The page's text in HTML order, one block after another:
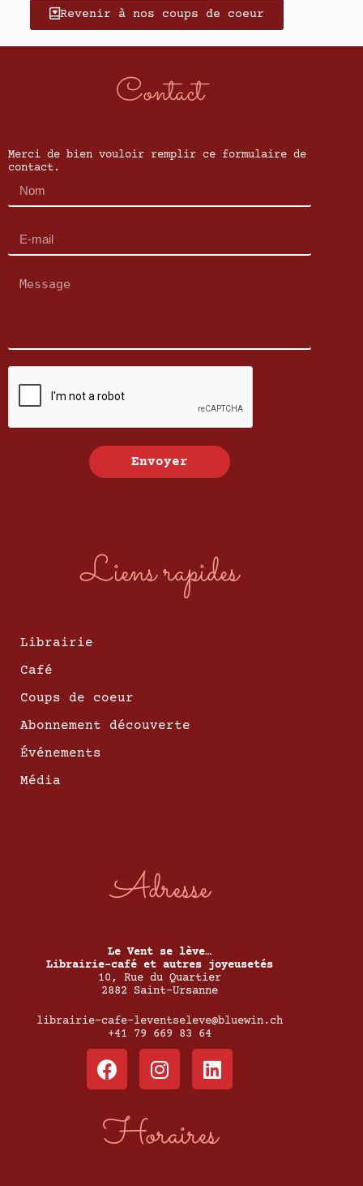
Revenir à nos coups de coeur
Contact
Merci de bien vouloir remplir ce formulaire de
contact.
Envoyer
Liens rapides
Librairie
Café
Coups de coeur
Abonnement découverte
Événements
Média
Adresse
Le Vent se lève…
Librairie-café et autres joyeusetés
10, Rue du Quartier
2882 Saint-Ursanne
librairie-cafe-leventseleve@bluewin.ch
+41 79 669 83 64
Horaires